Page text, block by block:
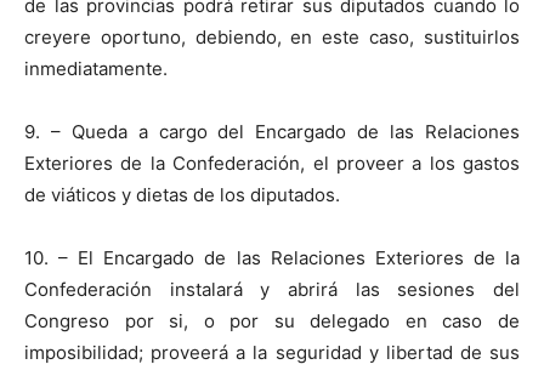
de las provincias podrá retirar sus diputados cuando lo
creyere oportuno, debiendo, en este caso, sustituirlos
inmediatamente.
9. – Queda a cargo del Encargado de las Relaciones
Exteriores de la Confederación, el proveer a los gastos
de viáticos y dietas de los diputados.
10. – El Encargado de las Relaciones Exteriores de la
Confederación instalará y abrirá las sesiones del
Congreso por si, o por su delegado en caso de
imposibilidad; proveerá a la seguridad y libertad de sus